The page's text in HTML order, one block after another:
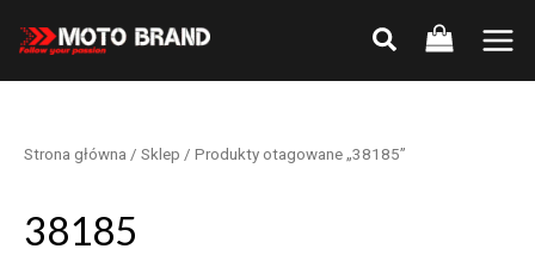
Main
Strona główna / Sklep / Produkty otagowane „38185”
38185